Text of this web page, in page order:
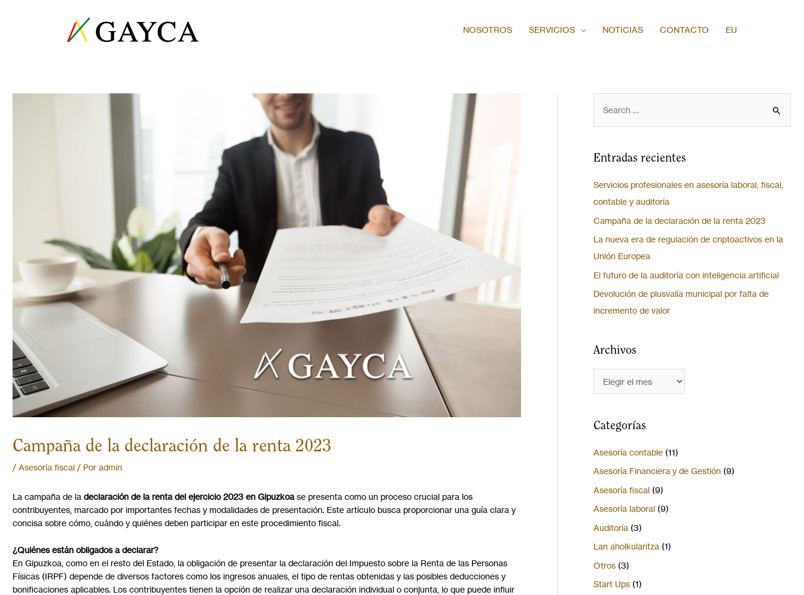
NOSOTROS SERVICIOS NOTICIAS CONTACTO EU
Campaña de la declaración de la renta 2023
/ Asesoría fiscal / Por admin
La campaña de la declaración de la renta del ejercicio 2023 en Gipuzkoase presenta como un proceso crucial para los
contribuyentes, marcado por importantes fechas y modalidades de presentación. Este artículo busca proporcionar una guía clara y
concisa sobre cómo, cuándo y quiénes deben participar en este procedimiento fiscal.
¿Quiénes están obligados a declarar?
En Gipuzkoa, como en el resto del Estado, la obligación de presentar la declaración del Impuesto sobre la Renta de las Personas
Físicas (IRPF) depende de diversos factores como los ingresos anuales, el tipo de rentas obtenidas y las posibles deducciones y
bonificaciones aplicables. Los contribuyentes tienen la opción de realizar una declaración individual o conjunta, lo que puede influir
Entradas recientes
Servicios profesionales en asesoría laboral, fiscal,
contable y auditoría
Campaña de la declaración de la renta 2023
La nueva era de regulación de criptoactivos en la
Unión Europea
El futuro de la auditoría con inteligencia artificial
Devolución de plusvalía municipal por falta de
incremento de valor
Archivos
Categorías
Asesoría contable (11)
Asesoría Financiera y de Gestión (9)
Asesoría fiscal (9)
Asesoría laboral (9)
Auditoría (3)
Lan aholkularitza (1)
Otros (3)
Start Ups (1)